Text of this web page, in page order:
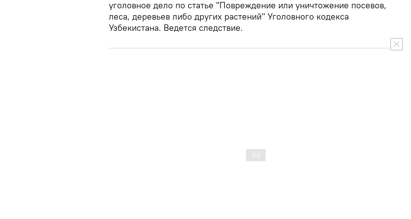
уголовное дело по статье "Повреждение или уничтожение посевов,
леса, деревьев либо других растений" Уголовного кодекса
Узбекистана. Ведется следствие.